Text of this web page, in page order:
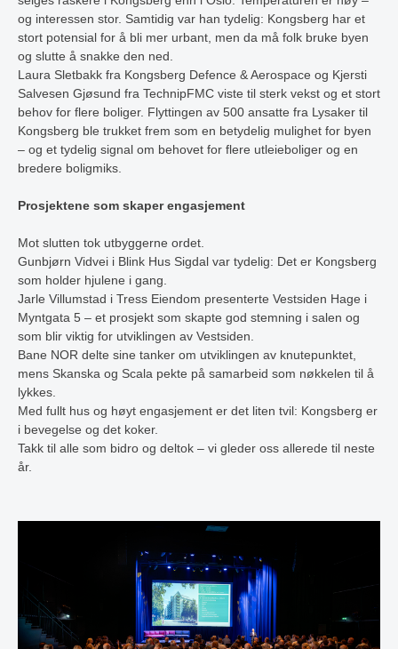
og interessen stor. Samtidig var han tydelig: Kongsberg har et
stort potensial for å bli mer urbant, men da må folk bruke byen
og slutte å snakke den ned.
Laura Sletbakk fra Kongsberg Defence & Aerospace og Kjersti
Salvesen Gjøsund fra TechnipFMC viste til sterk vekst og et stort
behov for flere boliger. Flyttingen av 500 ansatte fra Lysaker til
Kongsberg ble trukket frem som en betydelig mulighet for byen
– og et tydelig signal om behovet for flere utleieboliger og en
bredere boligmiks.
Prosjektene som skaper engasjement
Mot slutten tok utbyggerne ordet.
Gunbjørn Vidvei i Blink Hus Sigdal var tydelig: Det er Kongsberg
som holder hjulene i gang.
Jarle Villumstad i Tress Eiendom presenterte Vestsiden Hage i
Myntgata 5 – et prosjekt som skapte god stemning i salen og
som blir viktig for utviklingen av Vestsiden.
Bane NOR delte sine tanker om utviklingen av knutepunktet,
mens Skanska og Scala pekte på samarbeid som nøkkelen til å
lykkes.
Med fullt hus og høyt engasjement er det liten tvil: Kongsberg er
i bevegelse og det koker.
Takk til alle som bidro og deltok – vi gleder oss allerede til neste
år.